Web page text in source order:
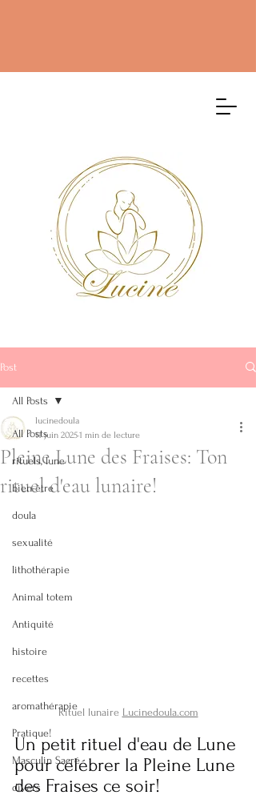
Soins énergétiques
gmail.com
+32.472/ 72 64
Audios
Post
All Posts
rituels, lune
bien-être
doula
sexualité
lithothérapie
Animal totem
Antiquité
histoire
recettes
aromathérapie
Pratique!
Masculin Sacré
divers
All Posts
Pleine Lune des Fraises: Ton
rituel d'eau lunaire!
lucinedoula
11 juin 20251 min de lecture
Rituel lunaire Lucinedoula.com
Un petit rituel d'eau de Lune
pour célébrer la Pleine Lune
des Fraises ce soir!